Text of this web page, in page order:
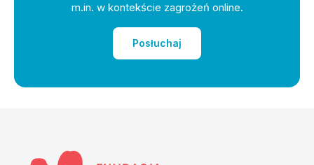
m.in. w kontekście zagrożeń online.
Posłuchaj